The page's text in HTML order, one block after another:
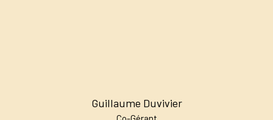
Guillaume Duvivier